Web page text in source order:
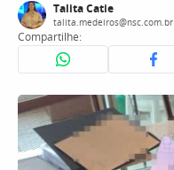
Talita Catie
talita.medeiros@nsc.com.br
Compartilhe: